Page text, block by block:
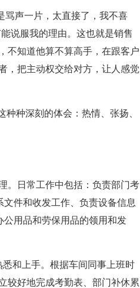
骂声一片，太直接了，我不喜
说服我的理由。这也就是销售
不知道他算不算高手，在跟客户
，把主动权交给对方，让人感觉
种深刻的体会：热情、张扬、
。日常工作中包括：负责部门考
件和收发工作、负责设备信息
用品和劳保用品的领用和发
和上手。根据车间同事上班时
较好地完成考勤表、部门补休累